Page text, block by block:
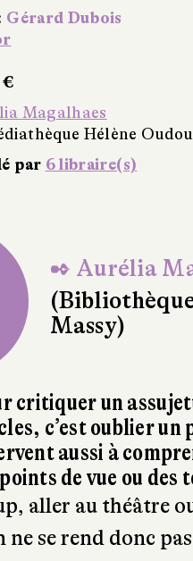
Magalhaes
Hélène
par
✒ Aurélia
Massy)
critiquer un
c’est oublier
aussi à
de vue ou
aller au théâtre
ne se rend donc